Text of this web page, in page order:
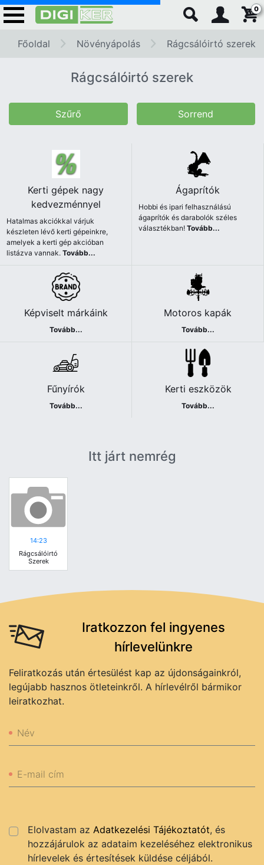
0
Főoldal Növényápolás Rágcsálóirtó szerek
Rágcsálóirtó szerek
Szűrő Sorrend
Kerti gépek nagy
kedvezménnyel
Hatalmas akciókkal várjuk
készleten lévő kerti gépeinkre,
amelyek a kerti gép akcióban
listázva vannak.Tovább...
Ágaprítók
Hobbi és ipari felhasználású
ágaprítók és darabolók széles
választékban!Tovább...
Képviselt márkáink
Tovább...
Motoros kapák
Tovább...
Fűnyírók
Tovább...
Kerti eszközök
Tovább...
Itt járt nemrég
14:23
Rágcsálóirtó
Szerek
Iratkozzon fel ingyenes
hírlevelünkre
Feliratkozás után értesülést kap az újdonságainkról,
legújabb hasznos ötleteinkről. A hírlevélről bármikor
leiratkozhat.
Név
E-mail cím
Elolvastam az Adatkezelési Tájékoztatót, és
hozzájárulok az adataim kezeléséhez elektronikus
hírlevelek és értesítések küldése céljából.